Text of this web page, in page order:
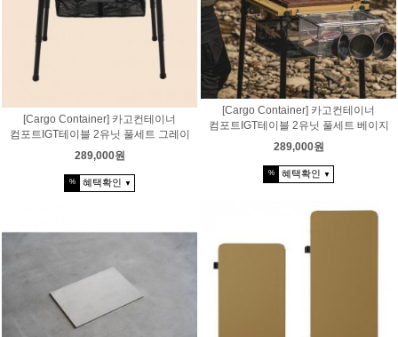
[Cargo Container] 카고컨테이너
컴포트IGT테이블 2유닛 풀세트 그레이
289,000원
% 혜택확인 ▼
[Cargo Container] 카고컨테이너
컴포트IGT테이블 2유닛 풀세트 베이지
289,000원
% 혜택확인 ▼